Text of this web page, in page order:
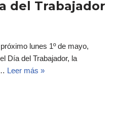
del Trabajador
lunes 1º de mayo,
Día del Trabajador, la
Leer más »